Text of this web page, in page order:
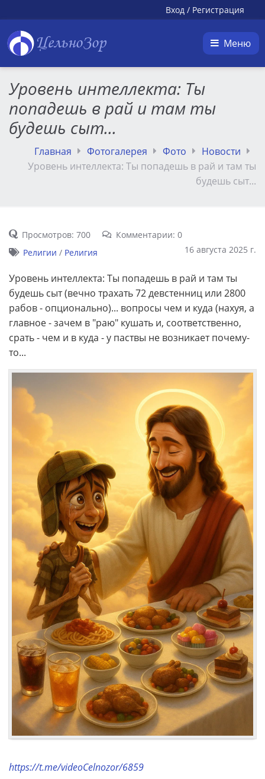
Вход / Регистрация
ЦельноЗор Меню
Уровень интеллекта: Ты
попадешь в рай и там ты
будешь сыт...
Главная Фотогалерея Фото
Новости
Уровень интеллекта: Ты попадешь в рай и там ты
будешь сыт...
Просмотров: 700
Комментарии: 0
16 августа 2025 г.
Религии / Религия
Уровень интеллекта: Ты попадешь в рай и там ты
будешь сыт (вечно трахать 72 девстенниц или 2800
рабов - опционально)... вопросы чем и куда (нахуя, а
главное - зачем в "раю" кушать и, соответственно,
срать - чем и в куда - у паствы не возникает почему-
то...
https://t.me/videoCelnozor/6859